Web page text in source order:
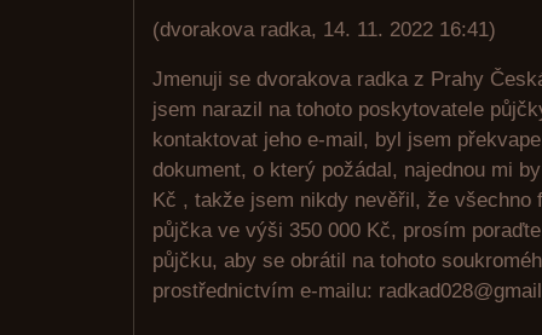
(dvorakova radka, 14. 11. 2022 16:41)
Jmenuji se dvorakova radka z Prahy
jsem narazil na tohoto poskytovatele
kontaktovat jeho e-mail, byl jsem
dokument, o který požádal, najednou mi
Kč , takže jsem nikdy nevěřil, že všechno
půjčka ve výši 350 000 Kč, prosím
půjčku, aby se obrátil na tohoto
prostřednictvím e-mailu: